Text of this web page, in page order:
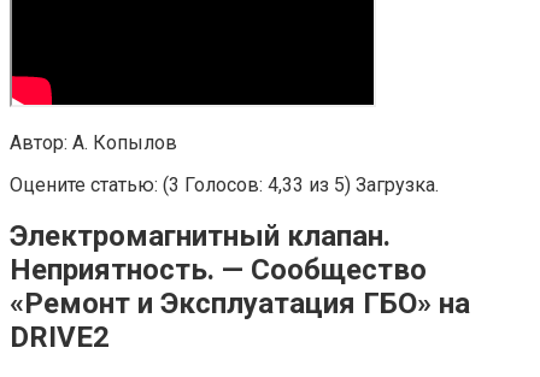
Автор: А. Копылов
Оцените статью: (3 Голосов: 4,33 из 5) Загрузка.
Электромагнитный клапан.
Неприятность. — Сообщество
«Ремонт и Эксплуатация ГБО» на
DRIVE2